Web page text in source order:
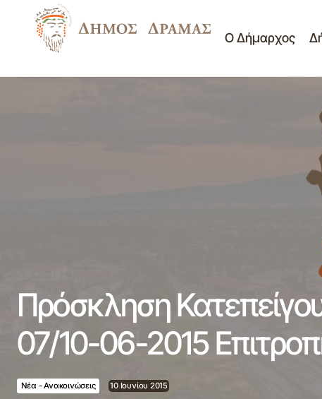
Ο Δήμαρχος
Πρόσκληση
07/10-06-2015
Νέα - Ανακοινώσεις 10 Ιουνίου 2015